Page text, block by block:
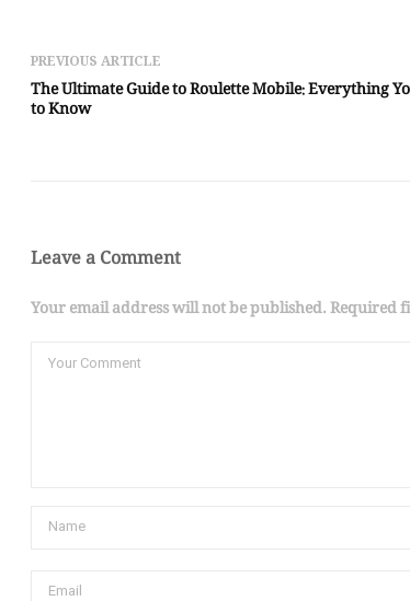
PREVIOUS ARTICLE
The Ultimate Guide to Roulette Mobile: Everything
to Know
Leave a Comment
Your email address will not be published. Required